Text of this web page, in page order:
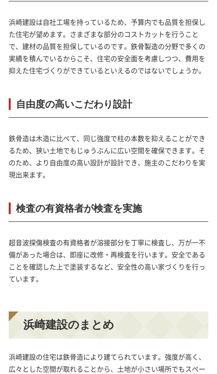
浜崎建設は自社工場を持っているため、予算内でも品質を担保し
た住宅が望めます。さまざまな部分のコストカットを行うこと
で、建材の品質を担保しているのです。鉄骨製造の分野で多くの
実績を積んでいるからこそ、住宅の安全面を考慮しつつ、費用を
抑えた住宅づくりができているといえるのではないでしょうか。
自由度の高いこだわり設計
鉄骨造は木造に比べて、同じ強度で柱の本数を抑えることができ
るため、狭い土地でもじゅうぶんに広い空間を確保できます。そ
のため、 より自由度の高い設計が設計でき、施主のこだわりを実
現出来ます。
検査の有資格者が検査を実施
超音波探傷検査の有資格者が溶接部分を丁寧に検査し、万が一不
備があった場合は、即座に改修・再検査を行います。安全である
ことを確認した上で塗装するなど、安全性の高い家づくりを行っ
ています。
浜崎建設のまとめ
浜崎建設の住宅は鉄骨造により建てられています。強度が高く、
広々とした空間が取れることから、土地が小さい場所でもスペー